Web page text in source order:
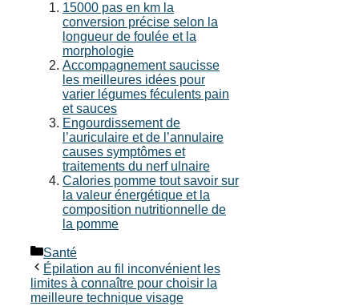
15000 pas en km la
conversion précise selon la
longueur de foulée et la
morphologie
Accompagnement saucisse
les meilleures idées pour
varier légumes féculents pain
et sauces
Engourdissement de
l’auriculaire et de l’annulaire
causes symptômes et
traitements du nerf ulnaire
Calories pomme tout savoir sur
la valeur énergétique et la
composition nutritionnelle de
la pomme
Catégories
Santé
Épilation au fil inconvénient les
limites à connaître pour choisir la
meilleure technique visage